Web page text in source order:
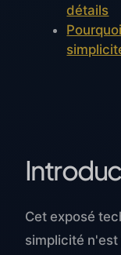
détails
Cet exposé
simplicité n'est